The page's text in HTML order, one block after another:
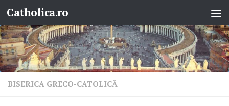
Skip to content
Catholica.ro
BISERICA GRECO-CATOLICĂ